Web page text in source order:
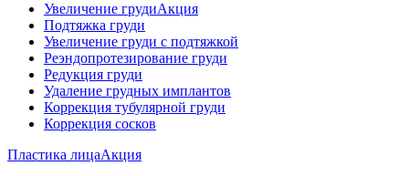
Увеличение грудиАкция
Подтяжка груди
Увеличение груди с подтяжкой
Реэндопротезирование груди
Редукция груди
Удаление грудных имплантов
Коррекция тубулярной груди
Коррекция сосков
Пластика лицаАкция